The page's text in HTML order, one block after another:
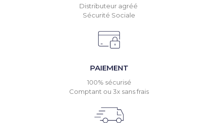
Distributeur agréé
Sécurité Sociale
PAIEMENT
100% sécurisé
Comptant ou 3x sans frais